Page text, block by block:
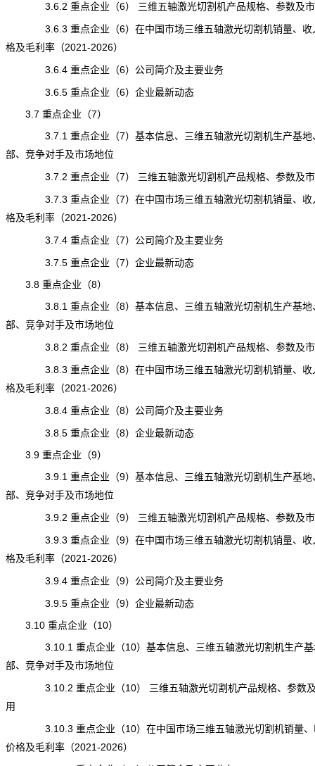
3.6.2 重点企业（6） 三维五轴激光切割机产品规格、参数及市
3.6.3 重点企业（6）在中国市场三维五轴激光切割机销量、收
格及毛利率（2021-2026）
3.6.4 重点企业（6）公司简介及主要业务
3.6.5 重点企业（6）企业最新动态
3.7 重点企业（7）
3.7.1 重点企业（7）基本信息、三维五轴激光切割机生产基地
部、竞争对手及市场地位
3.7.2 重点企业（7） 三维五轴激光切割机产品规格、参数及市
3.7.3 重点企业（7）在中国市场三维五轴激光切割机销量、收
格及毛利率（2021-2026）
3.7.4 重点企业（7）公司简介及主要业务
3.7.5 重点企业（7）企业最新动态
3.8 重点企业（8）
3.8.1 重点企业（8）基本信息、三维五轴激光切割机生产基地
部、竞争对手及市场地位
3.8.2 重点企业（8） 三维五轴激光切割机产品规格、参数及市
3.8.3 重点企业（8）在中国市场三维五轴激光切割机销量、收
格及毛利率（2021-2026）
3.8.4 重点企业（8）公司简介及主要业务
3.8.5 重点企业（8）企业最新动态
3.9 重点企业（9）
3.9.1 重点企业（9）基本信息、三维五轴激光切割机生产基地
部、竞争对手及市场地位
3.9.2 重点企业（9） 三维五轴激光切割机产品规格、参数及市
3.9.3 重点企业（9）在中国市场三维五轴激光切割机销量、收
格及毛利率（2021-2026）
3.9.4 重点企业（9）公司简介及主要业务
3.9.5 重点企业（9）企业最新动态
3.10 重点企业（10）
3.10.1 重点企业（10）基本信息、三维五轴激光切割机生产基
部、竞争对手及市场地位
3.10.2 重点企业（10） 三维五轴激光切割机产品规格、参数及
用
3.10.3 重点企业（10）在中国市场三维五轴激光切割机销量
价格及毛利率（2021-2026）